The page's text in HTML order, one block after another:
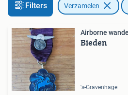
Filters Verzamelen
Airborne
Bieden
's-Gravenhage